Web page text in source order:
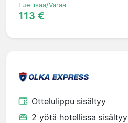
Lue lisää/Varaa
113 €
Ottelulippu sisältyy
2 yötä hotellissa sisältyy